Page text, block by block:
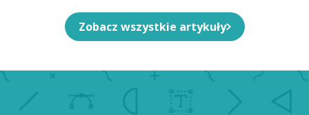
Zobacz wszystkie artykuły